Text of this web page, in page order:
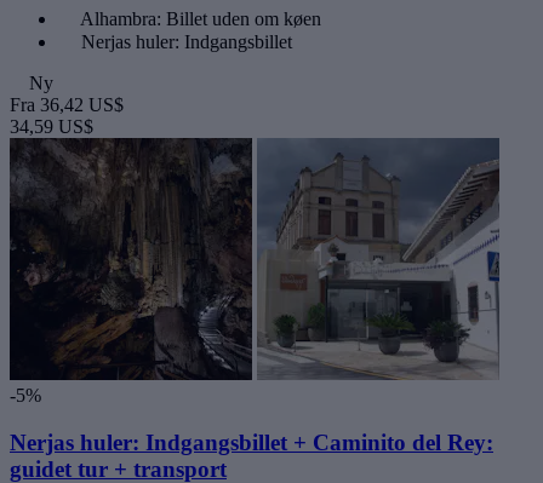
Alhambra: Billet uden om køen
Nerjas huler: Indgangsbillet
Ny
Fra 36,42 US$
34,59 US$
-5%
Nerjas huler: Indgangsbillet + Caminito del Rey:
guidet tur + transport